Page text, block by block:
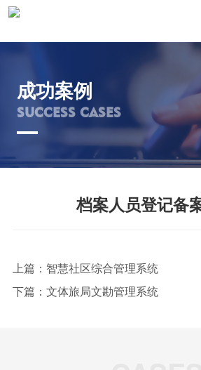
成功案例
SUCCESS CASES
档案人员登记备
上篇： 智慧社区综合管理系统
下篇： 文体旅局文勘管理系统